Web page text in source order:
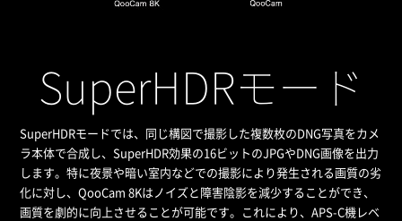
SuperHDRモード
SuperHDRモードでは、同じ構図で撮影した複数枚のDNG写真をカメ
ラ本体で合成し、SuperHDR効果の16ビットのJPGやDNG画像を出力
します。特に夜景や暗い室内などでの撮影により発生される画質の劣
化に対し、QooCam 8Kはノイズと障害陰影を減少することができ、
画質を劇的に向上させることが可能です。これにより、APS-C機レベ